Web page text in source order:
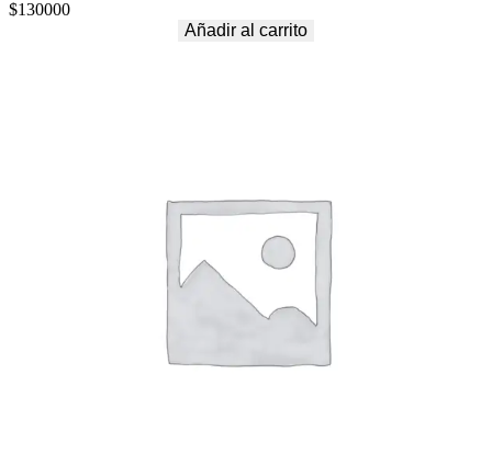
$130000
Añadir al carrito